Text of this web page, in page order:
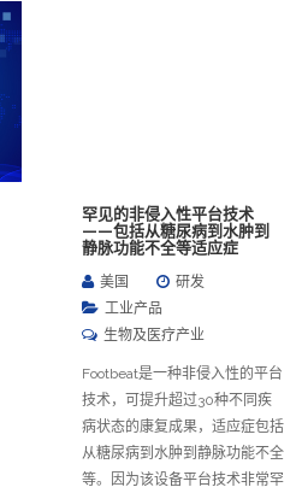
罕见的非侵入性平台技术
——包括从糖尿病到水肿到
静脉功能不全等适应症
美国
研发
工业产品
生物及医疗产业
Footbeat是一种非侵入性的平台
技术，可提升超过30种不同疾
病状态的康复成果，适应症包括
从糖尿病到水肿到静脉功能不全
等。因为该设备平台技术非常罕